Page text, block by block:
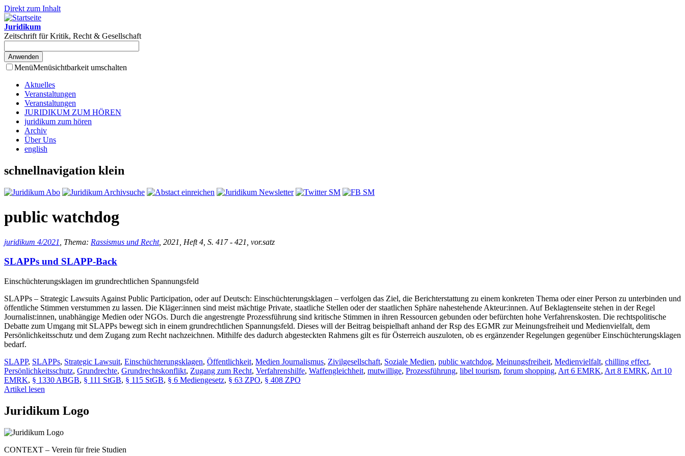
Direkt zum Inhalt
Juridikum
Zeitschrift für Kritik, Recht & Gesellschaft
MenüMenüsichtbarkeit umschalten
Aktuelles
Veranstaltungen
Veranstaltungen
JURIDIKUM ZUM HÖREN
juridikum zum hören
Archiv
Über Uns
english
schnellnavigation klein
public watchdog
juridikum 4/2021 , Thema: Rassismus und Recht, 2021, Heft 4, S. 417 - 421, vor.satz
SLAPPs und SLAPP-Back
Einschüchterungsklagen im grundrechtlichen Spannungsfeld
SLAPPs – Strategic Lawsuits Against Public Participation, oder auf Deutsch: Einschüchterungsklagen – verfolgen das Ziel, die Berichterstattung zu einem konkreten Thema oder einer Person zu unterbinden und
öffentliche Stimmen verstummen zu lassen. Die Kläger:innen sind meist mächtige Private, staatliche Stellen oder der staatlichen Sphäre nahestehende Akteur:innen. Auf Beklagtenseite stehen in der Regel
Journalist:innen, unabhängige Medien oder NGOs. Durch die angestrengte Prozessführung sind kritische Stimmen in ihren Ressourcen gebunden oder befürchten hohe Verfahrenskosten. Die rechtspolitische
Debatte zum Umgang mit SLAPPs bewegt sich in einem grundrechtlichen Spannungsfeld. Dieses will der Beitrag beispielhaft anhand der Rsp des EGMR zur Meinungsfreiheit und Medienvielfalt, dem
Persönlichkeitsschutz und dem Zugang zum Recht nachzeichnen. Mithilfe des dadurch abgesteckten Rahmens gilt es für Österreich auszuloten, ob es ergänzender Regelungen gegenüber Einschüchterungsklagen
bedarf.
SLAPP, SLAPPs, Strategic Lawsuit, Einschüchterungsklagen, Öffentlichkeit, Medien Journalismus, Zivilgesellschaft, Soziale Medien, public watchdog, Meinungsfreiheit, Medienvielfalt, chilling effect,
Persönlichkeitsschutz, Grundrechte, Grundrechtskonflikt, Zugang zum Recht, Verfahrenshilfe, Waffengleichheit, mutwillige, Prozessführung, libel tourism, forum shopping, Art 6 EMRK, Art 8 EMRK, Art 10
EMRK, § 1330 ABGB, § 111 StGB, § 115 StGB, § 6 Mediengesetz, § 63 ZPO, § 408 ZPO
Artikel lesen
Juridikum Logo
CONTEXT – Verein für freie Studien